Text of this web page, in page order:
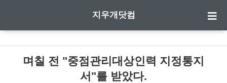
지우개닷컴
며칠 전 "중점관리대상인력 지정통지
서"를 받았다.